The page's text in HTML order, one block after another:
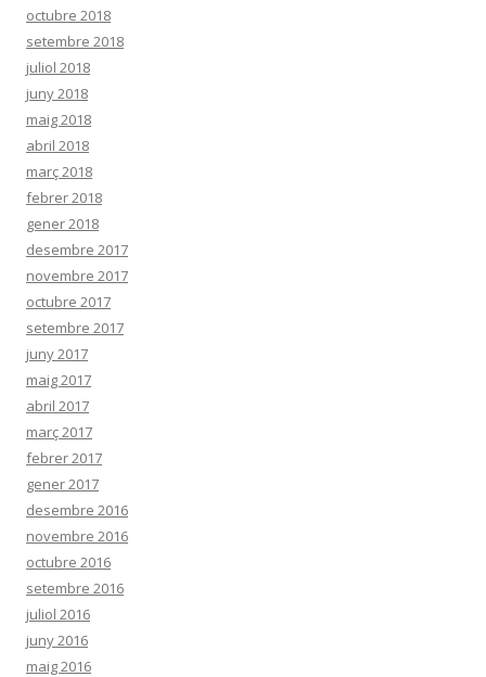
octubre 2018
setembre 2018
juliol 2018
juny 2018
maig 2018
abril 2018
març 2018
febrer 2018
gener 2018
desembre 2017
novembre 2017
octubre 2017
setembre 2017
juny 2017
maig 2017
abril 2017
març 2017
febrer 2017
gener 2017
desembre 2016
novembre 2016
octubre 2016
setembre 2016
juliol 2016
juny 2016
maig 2016